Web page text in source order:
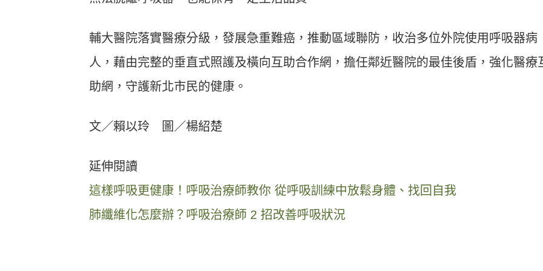
輔大醫院落實醫療分級，發展急重難癌，推動區域聯防，收治多位外院使用呼吸器病
人，藉由完整的垂直式照護及橫向互助合作網，擔任鄰近醫院的最佳後盾，強化醫療
助網，守護新北市民的健康。
文／賴以玲 圖／楊紹楚
延伸閱讀
這樣呼吸更健康！呼吸治療師教你 從呼吸訓練中放鬆身體、找回自我
肺纖維化怎麼辦？呼吸治療師 2 招改善呼吸狀況